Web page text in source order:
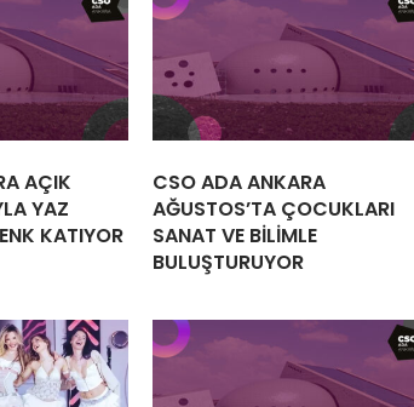
AÇIK
YAZ
KATIYOR
CSO ADA ANKARA
AĞUSTOS’TA ÇOCUKLARI
SANAT VE BİLİMLE
BULUŞTURUYOR